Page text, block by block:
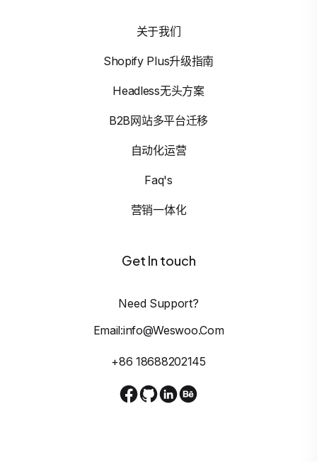
关于我们
Shopify Plus升级指南
Headless无头方案
B2B网站多平台迁移
自动化运营
Faq's
营销一体化
Get In touch
Need Support?
Email:info@weswoo.com
+86 18688202145